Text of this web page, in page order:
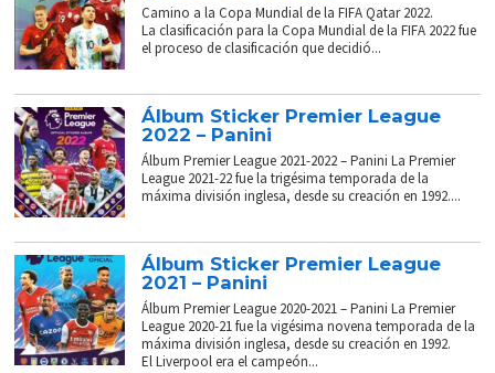
Camino a la Copa Mundial de la FIFA Qatar 2022.
La clasificación para la Copa Mundial de la FIFA 2022 fue
el proceso de clasificación que decidió...
Álbum Sticker Premier League
2022 – Panini
Álbum Premier League 2021-2022 – Panini La Premier
League 2021-22 fue la trigésima temporada de la
máxima división inglesa, desde su creación en 1992....
Álbum Sticker Premier League
2021 – Panini
Álbum Premier League 2020-2021 – Panini La Premier
League 2020-21 fue la vigésima novena temporada de la
máxima división inglesa, desde su creación en 1992.
El Liverpool era el campeón...